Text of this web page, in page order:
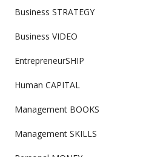
Business STRATEGY
Business VIDEO
EntrepreneurSHIP
Human CAPITAL
Management BOOKS
Management SKILLS